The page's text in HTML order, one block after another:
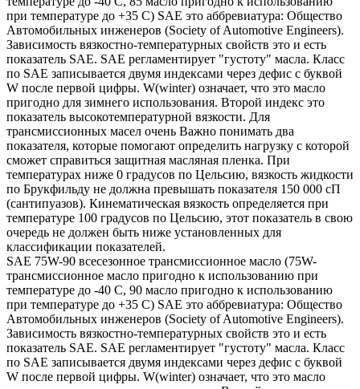
при температуре до +35 С) SAE это аббревиатура: Общество
Автомобильных инженеров (Society of Automotive Engineers).
Зависимость вязкостно-температурных свойств это и есть
показатель SAE. SAE регламентирует "густоту" масла. Класс
по SAE записывается двумя индексами через дефис с буквой
W после первой цифры. W(winter) означает, что это масло
пригодно для зимнего использования. Второй индекс это
показатель высокотемпературной вязкости. Для
трансмиссионных масел очень Важно понимать два
показателя, которые помогают определить нагрузку с которой
сможет справиться защитная масляная пленка. При
температурах ниже 0 градусов по Цельсию, вязкость жидкости
по Брукфильду не должна превышать показателя 150 000 сП
(сантипуазов). Кинематическая вязкость определяется при
температуре 100 градусов по Цельсию, этот показатель в свою
очередь не должен быть ниже установленных для
классификации показателей.
SAE 75W-90 всесезонное трансмиссионное масло (75W-
трансмиссионное масло пригодно к использованию при
температуре до -40 С, 90 масло пригодно к использованию
при температуре до +35 С) SAE это аббревиатура: Общество
Автомобильных инженеров (Society of Automotive Engineers).
Зависимость вязкостно-температурных свойств это и есть
показатель SAE. SAE регламентирует "густоту" масла. Класс
по SAE записывается двумя индексами через дефис с буквой
W после первой цифры. W(winter) означает, что это масло